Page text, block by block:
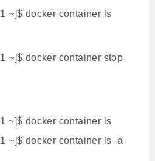
~]$ docker container ls
~]$ docker container stop
~]$ docker container ls
~]$ docker container ls -a